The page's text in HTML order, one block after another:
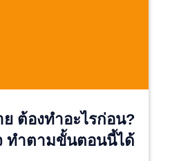
ย ต้องทำอะไรก่อน?
ทำตามขั้นตอนนี้ได้